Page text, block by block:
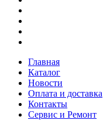
Главная
Каталог
Новости
Оплата и доставка
Контакты
Сервис и Ремонт